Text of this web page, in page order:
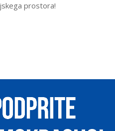
prostora!